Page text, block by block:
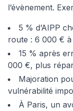
l’évènement.
5 % d’AIPP
route : 6 000 €
15 % après
000 €, plus
Majoration
vulnérabilité
À Paris, un